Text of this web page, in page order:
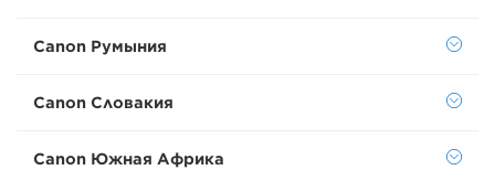
Canon Румыния
Canon Словакия
Canon Южная Африка